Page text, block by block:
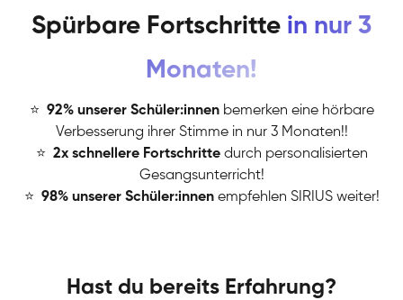
Spürbare Fortschritte in nur 3
Monaten!
⭐ 92% unserer Schüler:innen bemerken eine hörbare
Verbesserung ihrer Stimme in nur 3 Monaten!!
⭐ 2x schnellere Fortschritte durch personalisierten
Gesangsunterricht!
⭐ 98% unserer Schüler:innen empfehlen SIRIUS weiter!
Hast du bereits Erfahrung?